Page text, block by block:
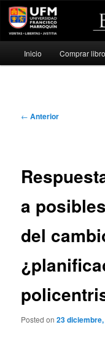
Ir
Inicio Comprar
Navegación
← Anterior
a
del
Posted on23